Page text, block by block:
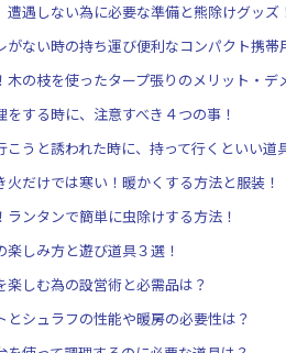
遭遇しない為に必要な準備と熊除けグッズ
がない時の持ち運び便利なコンパクト携帯
の枝を使ったタープ張りのメリット・デ
する時に、注意すべき４つの事！
うと誘われた時に、持って行くといい道
だけでは寒い！暖かくする方法と服装！
ランタンで簡単に虫除けする方法！
しみ方と遊び道具３選！
しむ為の設営術と必需品は？
シュラフの性能や暖房の必要性は？